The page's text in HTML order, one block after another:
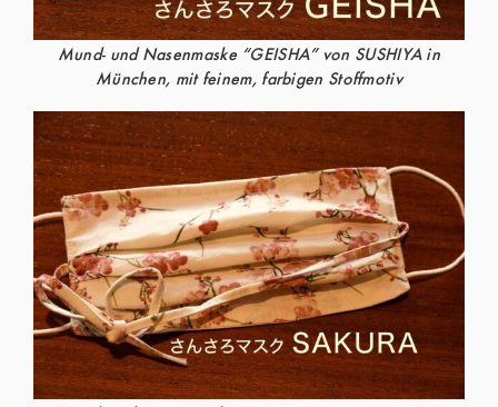
Mund- und Nasenmaske “GEISHA” von SUSHIYA in
München, mit feinem, farbigen Stoffmotiv